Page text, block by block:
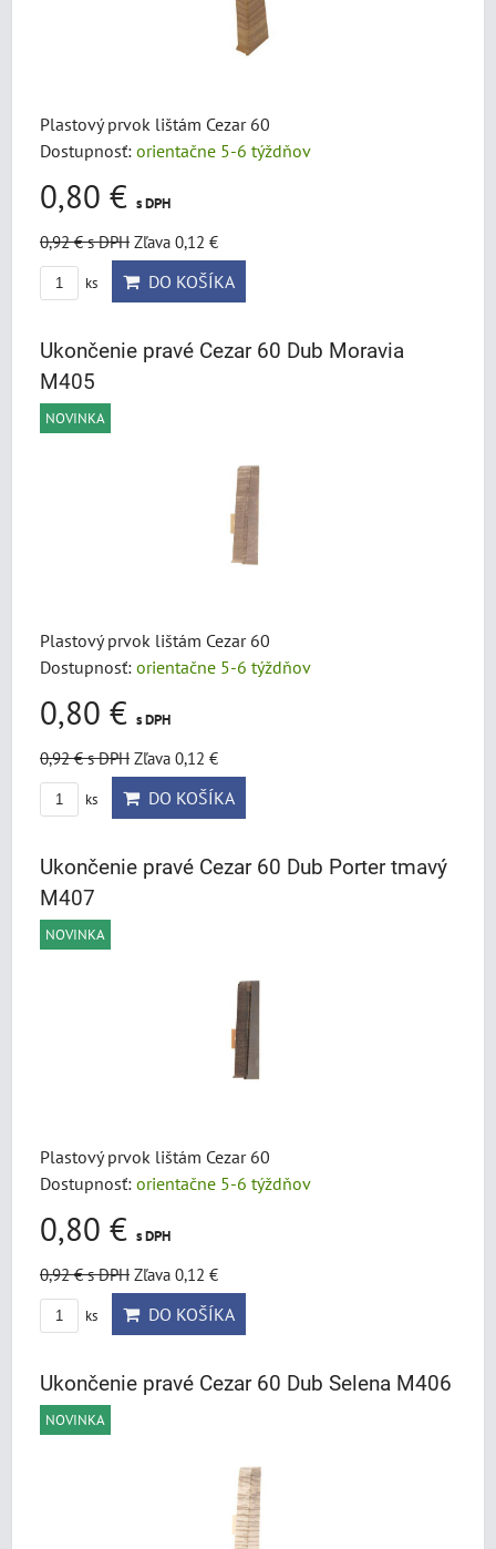
Plastový prvok lištám Cezar 60
Dostupnosť: orientačne 5-6 týždňov
0,80 € s DPH
0,92 €s DPH Zľava 0,12 €
ks DO KOŠÍKA
Ukončenie pravé Cezar 60 Dub Moravia
M405
NOVINKA
Plastový prvok lištám Cezar 60
Dostupnosť: orientačne 5-6 týždňov
0,80 € s DPH
0,92 €s DPH Zľava 0,12 €
ks DO KOŠÍKA
Ukončenie pravé Cezar 60 Dub Porter tmavý
M407
NOVINKA
Plastový prvok lištám Cezar 60
Dostupnosť: orientačne 5-6 týždňov
0,80 € s DPH
0,92 €s DPH Zľava 0,12 €
ks DO KOŠÍKA
Ukončenie pravé Cezar 60 Dub Selena M406
NOVINKA